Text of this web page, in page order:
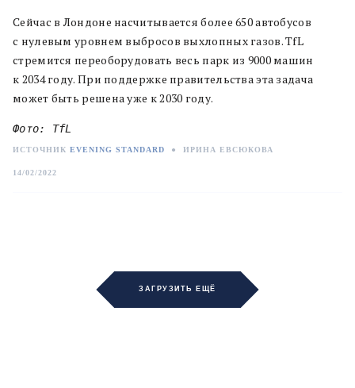
Сейчас в Лондоне насчитывается более 650 автобусов
с нулевым уровнем выбросов выхлопных газов. TfL
стремится переоборудовать весь парк из 9000 машин
к 2034 году. При поддержке правительства эта задача
может быть решена уже к 2030 году.
Фото: TfL
ИСТОЧНИК EVENING STANDARD ● ИРИНА ЕВСЮКОВА
14/02/2022
ЗАГРУЗИТЬ ЕЩЁ